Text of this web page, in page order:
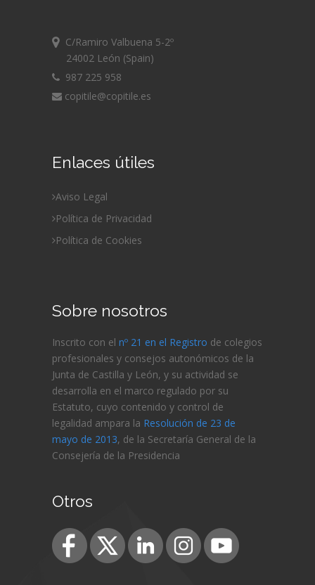
C/Ramiro Valbuena 5-2º
24002 León (Spain)
987 225 958
copitile@copitile.es
Enlaces útiles
Aviso Legal
Política de Privacidad
Política de Cookies
Sobre nosotros
Inscrito con el nº 21 en el Registro de colegios
profesionales y consejos autonómicos de la
Junta de Castilla y León, y su actividad se
desarrolla en el marco regulado por su
Estatuto, cuyo contenido y control de
legalidad ampara la Resolución de 23 de
mayo de 2013, de la Secretaría General de la
Consejería de la Presidencia
Otros